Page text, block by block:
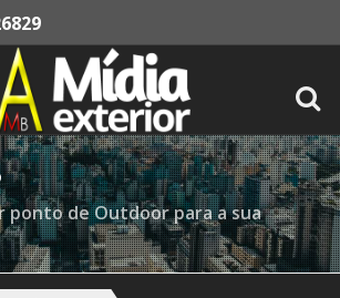
ponto de Outdoor para a sua